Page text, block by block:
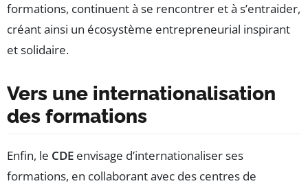
formations, continuent à se rencontrer et à s’entraider,
créant ainsi un écosystème entrepreneurial inspirant
et solidaire.
Vers une internationalisation
des formations
Enfin, le CDE envisage d’internationaliser ses
formations, en collaborant avec des centres de